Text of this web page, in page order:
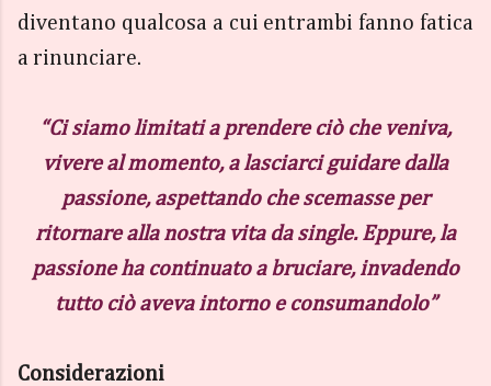
diventano qualcosa a cui entrambi fanno fatica
a rinunciare.
“Ci siamo limitati a prendere ciò che veniva,
vivere al momento, a lasciarci guidare dalla
passione, aspettando che scemasse per
ritornare alla nostra vita da single. Eppure, la
passione ha continuato a bruciare, invadendo
tutto ciò aveva intorno e consumandolo”
Considerazioni